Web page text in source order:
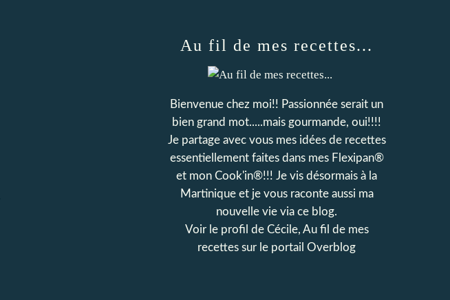
Au fil de mes recettes...
Bienvenue chez moi!! Passionnée serait un
bien grand mot.....mais gourmande, oui!!!!
Je partage avec vous mes idées de recettes
essentiellement faites dans mes Flexipan®
et mon Cook'in®!!! Je vis désormais à la
Martinique et je vous raconte aussi ma
nouvelle vie via ce blog.
Voir le profil de Cécile, Au fil de mes
recettes sur le portail Overblog